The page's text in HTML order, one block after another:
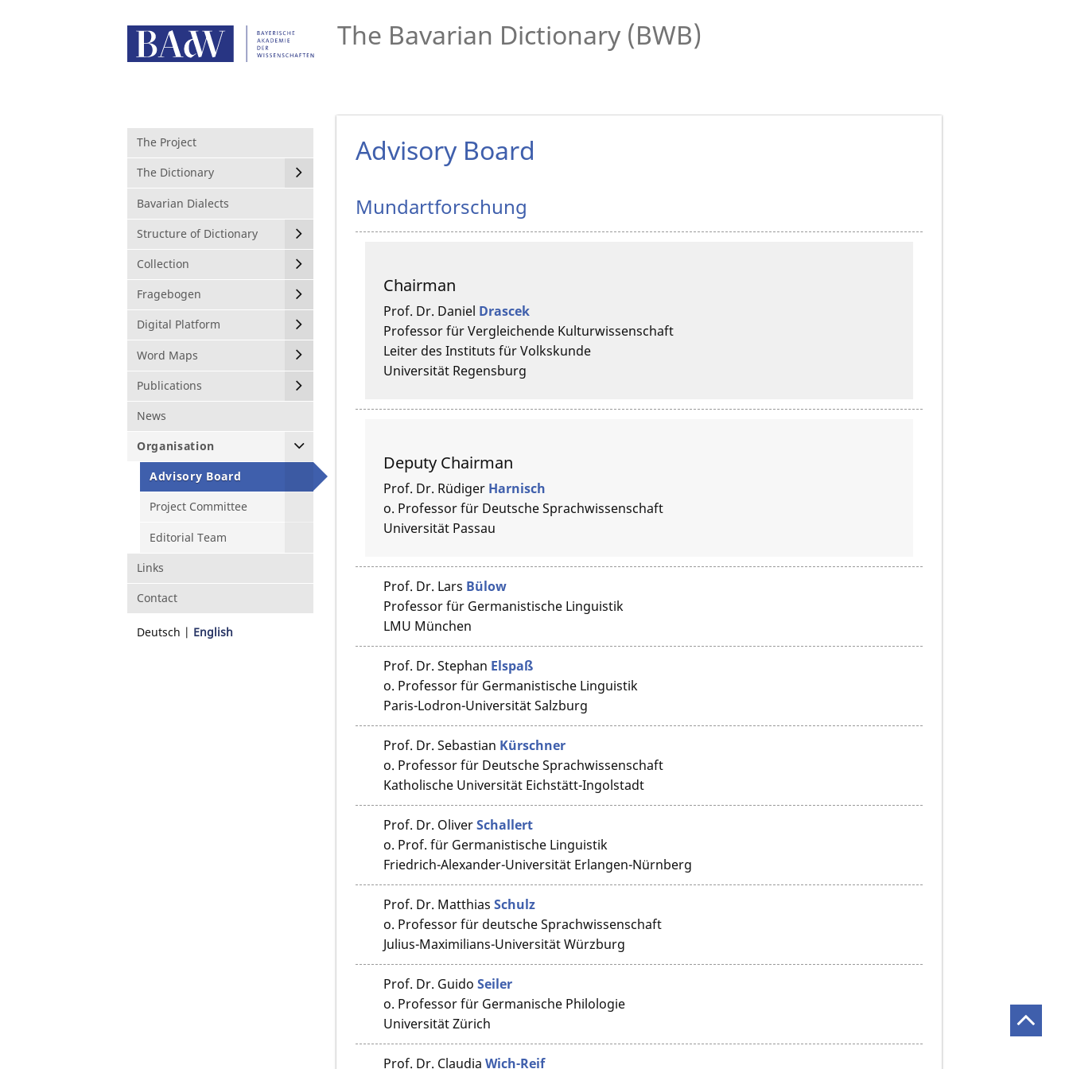
The Bavarian Dictionary (BWB)
The Project
The Dictionary
Bavarian Dialects
Structure of Dictionary
Collection
Fragebogen
Digital Platform
Word Maps
Publications
News
Organisation
Advisory Board
Project Committee
Editorial Team
Links
Contact
Deutsch English
Advisory Board
Mundartforschung
Chairman
Prof. Dr. Daniel Drascek
Professor für Vergleichende Kulturwissenschaft
Leiter des Instituts für Volkskunde
Universität Regensburg
Deputy Chairman
Prof. Dr. Rüdiger Harnisch
o. Professor für Deutsche Sprachwissenschaft
Universität Passau
Prof. Dr. Lars Bülow
Professor für Germanistische Linguistik
LMU München
Prof. Dr. Stephan Elspaß
o. Professor für Germanistische Linguistik
Paris-Lodron-Universität Salzburg
Prof. Dr. Sebastian Kürschner
o. Professor für Deutsche Sprachwissenschaft
Katholische Universität Eichstätt-Ingolstadt
Prof. Dr. OliverSchallert
o. Prof. für Germanistische Linguistik
Friedrich-Alexander-Universität Erlangen-Nürnberg
Prof. Dr. Matthias Schulz
o. Professor für deutsche Sprachwissenschaft
Julius-Maximilians-Universität Würzburg
Prof. Dr. Guido Seiler
o. Professor für Germanische Philologie
Universität Zürich
Prof. Dr. Claudia Wich-Reif